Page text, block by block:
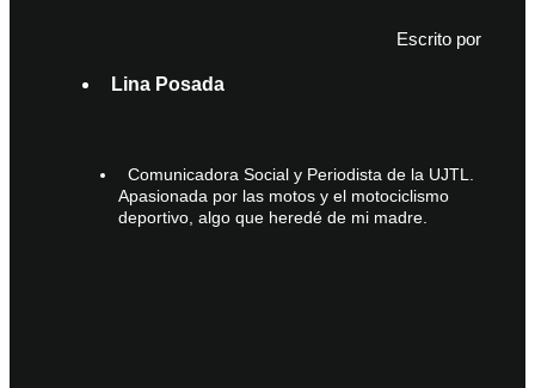
Escrito por
Lina Posada
Comunicadora Social y Periodista de la UJTL.
Apasionada por las motos y el motociclismo
deportivo, algo que heredé de mi madre.